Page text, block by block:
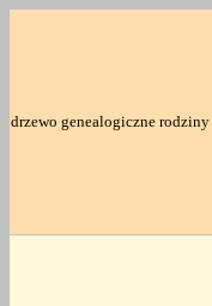
drzewo genealogiczne